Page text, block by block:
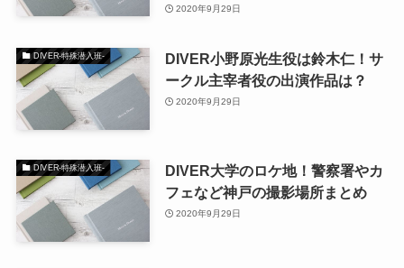
2020年9月29日
DIVER-特殊潜入班-
DIVER小野原光生役は鈴木仁！サ
ークル主宰者役の出演作品は？
2020年9月29日
DIVER-特殊潜入班-
DIVER大学のロケ地！警察署やカ
フェなど神戸の撮影場所まとめ
2020年9月29日